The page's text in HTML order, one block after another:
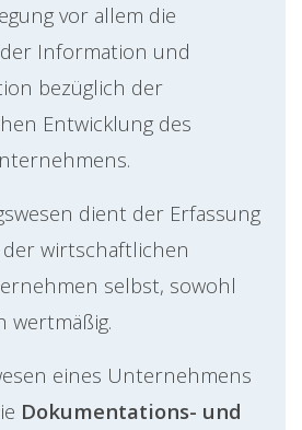
vor allem die
Information und
bezüglich der
Entwicklung des
dient der Erfassung
wirtschaftlichen
selbst, sowohl
wertmäßig.
eines Unternehmens
Dokumentations- und